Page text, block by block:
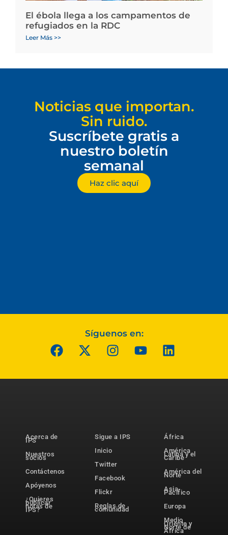
El ébola llega a los campamentos de
refugiados en la RDC
Leer Más >>
Noticias que importan.
Sin ruido.
Suscríbete gratis a
nuestro boletín
semanal
Haz clic aquí
Síguenos en:
Acerca de
IPS
Nuestros
socios
Contáctenos
Apóyenos
¿Quieres
publicar
notas de
IPS?
Sigue a IPS
Inicio
Twitter
Facebook
Flickr
Reglas de
comunidad
África
América
Latina y el
Caribe
América del
Norte
Asia-
Pacífico
Europa
Medio
Oriente y
Norte de
África